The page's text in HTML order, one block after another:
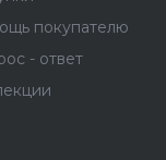
покупателю
- ответ